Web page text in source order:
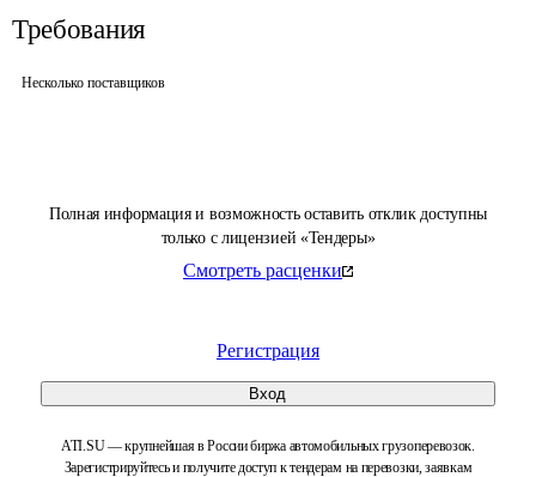
Полная информация и возможность оставить отклик доступны
только с лицензией «Тендеры»
Смотреть расценки
Регистрация
Вход
ATI.SU — крупнейшая в России биржа автомобильных грузоперевозок.
Зарегистрируйтесь и получите доступ к тендерам на перевозки, заявкам
Требования
Несколько поставщиков